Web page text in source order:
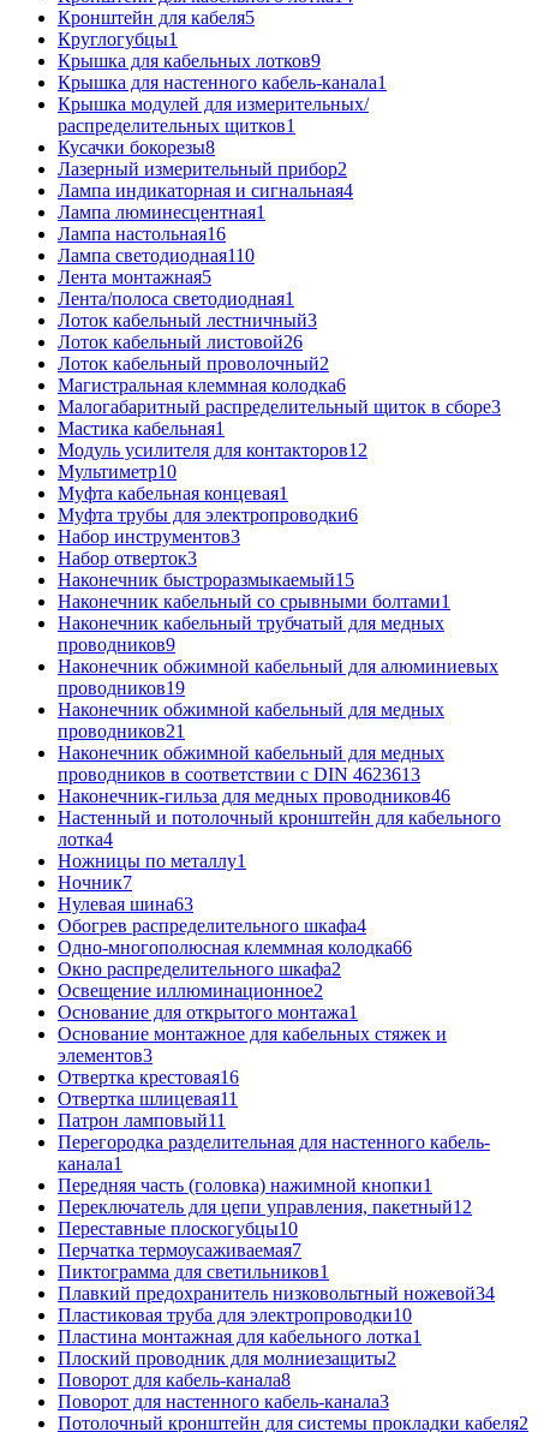
Кронштейн для кабеля5
Круглогубцы1
Крышка для кабельных лотков9
Крышка для настенного кабель-канала1
Крышка модулей для измерительных/
распределительных щитков1
Кусачки бокорезы8
Лазерный измерительный прибор2
Лампа индикаторная и сигнальная4
Лампа люминесцентная1
Лампа настольная16
Лампа светодиодная110
Лента монтажная5
Лента/полоса светодиодная1
Лоток кабельный лестничный3
Лоток кабельный листовой26
Лоток кабельный проволочный2
Магистральная клеммная колодка6
Малогабаритный распределительный щиток в сборе3
Мастика кабельная1
Модуль усилителя для контакторов12
Мультиметр10
Муфта кабельная концевая1
Муфта трубы для электропроводки6
Набор инструментов3
Набор отверток3
Наконечник быстроразмыкаемый15
Наконечник кабельный со срывными болтами1
Наконечник кабельный трубчатый для медных
проводников9
Наконечник обжимной кабельный для алюминиевых
проводников19
Наконечник обжимной кабельный для медных
проводников21
Наконечник обжимной кабельный для медных
проводников в соответствии с DIN 4623613
Наконечник-гильза для медных проводников46
Настенный и потолочный кронштейн для кабельного
лотка4
Ножницы по металлу1
Ночник7
Нулевая шина63
Обогрев распределительного шкафа4
Одно-многополюсная клеммная колодка66
Окно распределительного шкафа2
Освещение иллюминационное2
Основание для открытого монтажа1
Основание монтажное для кабельных стяжек и
элементов3
Отвертка крестовая16
Отвертка шлицевая11
Патрон ламповый11
Перегородка разделительная для настенного кабель-
канала1
Передняя часть (головка) нажимной кнопки1
Переключатель для цепи управления, пакетный12
Переставные плоскогубцы10
Перчатка термоусаживаемая7
Пиктограмма для светильников1
Плавкий предохранитель низковольтный ножевой34
Пластиковая труба для электропроводки10
Пластина монтажная для кабельного лотка1
Плоский проводник для молниезащиты2
Поворот для кабель-канала8
Поворот для настенного кабель-канала3
Потолочный кронштейн для системы прокладки кабеля2